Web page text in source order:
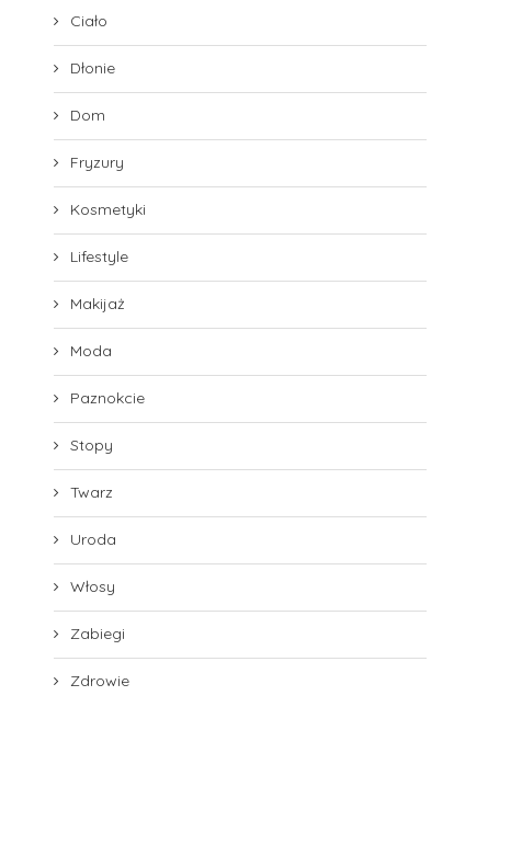
Ciało
Dłonie
Dom
Fryzury
Kosmetyki
Lifestyle
Makijaż
Moda
Paznokcie
Stopy
Twarz
Uroda
Włosy
Zabiegi
Zdrowie